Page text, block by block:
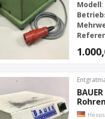
Modell: